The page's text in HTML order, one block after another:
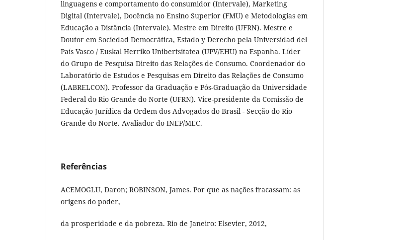
linguagens e comportamento do consumidor (Intervale), Marketing
Digital (Intervale), Docência no Ensino Superior (FMU) e Metodologias em
Educação a Distância (Intervale). Mestre em Direito (UFRN). Mestre e
Doutor em Sociedad Democrática, Estado y Derecho pela Universidad del
País Vasco / Euskal Herriko Unibertsitatea (UPV/EHU) na Espanha. Líder
do Grupo de Pesquisa Direito das Relações de Consumo. Coordenador do
Laboratório de Estudos e Pesquisas em Direito das Relações de Consumo
(LABRELCON). Professor da Graduação e Pós-Graduação da Universidade
Federal do Rio Grande do Norte (UFRN). Vice-presidente da Comissão de
Educação Jurídica da Ordem dos Advogados do Brasil - Secção do Rio
Grande do Norte. Avaliador do INEP/MEC.
Referências
ACEMOGLU, Daron; ROBINSON, James. Por que as nações fracassam: as
origens do poder,
da prosperidade e da pobreza. Rio de Janeiro: Elsevier, 2012,